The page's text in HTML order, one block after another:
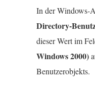
e
n
In der Windows-
Directory-
dieser Wert im
Windows 2000)
Benutzerobjekts.